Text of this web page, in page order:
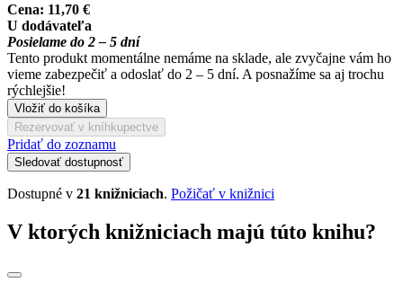
Cena: 11,70 €
U dodávateľa
Posielame do 2 – 5 dní
Tento produkt momentálne nemáme na sklade, ale zvyčajne vám ho
vieme zabezpečiť a odoslať do 2 – 5 dní. A posnažíme sa aj trochu
rýchlejšie!
Vložiť do košíka
Rezervovať v kníhkupectve
Pridať do zoznamu
Sledovať dostupnosť
Dostupné v 21 knižniciach. Požičať v knižnici
V ktorých knižniciach majú túto knihu?